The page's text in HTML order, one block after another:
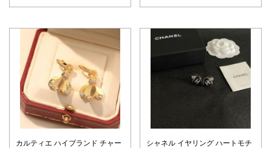
カルティエ ハイブランド チャー
シャネル イヤリング ハートモチ